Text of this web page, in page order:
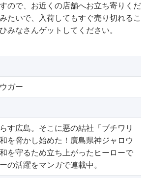
ので、お近くの店舗へお立ち寄りくだ
たいで、入荷してもすぐ売り切れるこ
みなさんゲットしてください。
ガー
す広島。そこに悪の結社「ブチワリ
を脅かし始めた！廣島県神ジャロウ
を守るため立ち上がったヒーローで
の活躍をマンガで連載中。